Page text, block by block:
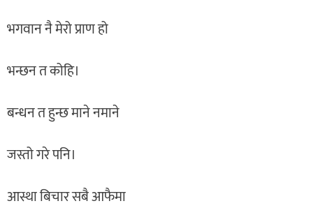
भगवान नै मेरो प्राण हो
भन्छन त कोहि।
बन्धन त हुन्छ माने नमाने
जस्तो गरे पनि।
आस्था बिचार सबै आफैमा